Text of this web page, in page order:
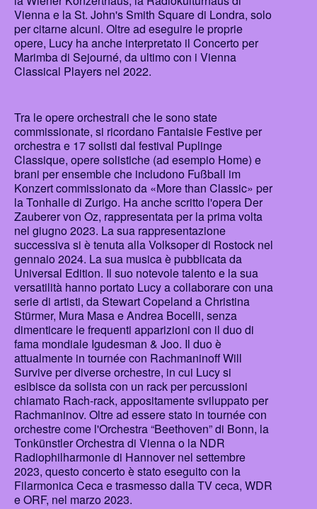
Vienna e la St. John's Smith Square di Londra, solo
per citarne alcuni. Oltre ad eseguire le proprie
opere, Lucy ha anche interpretato il Concerto per
Marimba di Sejourné, da ultimo con i Vienna
Classical Players nel 2022.
Tra le opere orchestrali che le sono state
commissionate, si ricordano Fantaisie Festive per
orchestra e 17 solisti dal festival Puplinge
Classique, opere solistiche (ad esempio Home) e
brani per ensemble che includono Fußball im
Konzert commissionato da «More than Classic» per
la Tonhalle di Zurigo. Ha anche scritto l'opera Der
Zauberer von Oz, rappresentata per la prima volta
nel giugno 2023. La sua rappresentazione
successiva si è tenuta alla Volksoper di Rostock nel
gennaio 2024. La sua musica è pubblicata da
Universal Edition. Il suo notevole talento e la sua
versatilità hanno portato Lucy a collaborare con una
serie di artisti, da Stewart Copeland a Christina
Stürmer, Mura Masa e Andrea Bocelli, senza
dimenticare le frequenti apparizioni con il duo di
fama mondiale Igudesman & Joo. Il duo è
attualmente in tournée con Rachmaninoff Will
Survive per diverse orchestre, in cui Lucy si
esibisce da solista con un rack per percussioni
chiamato Rach-rack, appositamente sviluppato per
Rachmaninov. Oltre ad essere stato in tournée con
orchestre come l'Orchestra “Beethoven” di Bonn, la
Tonkünstler Orchestra di Vienna o la NDR
Radiophilharmonie di Hannover nel settembre
2023, questo concerto è stato eseguito con la
Filarmonica Ceca e trasmesso dalla TV ceca, WDR
e ORF, nel marzo 2023.